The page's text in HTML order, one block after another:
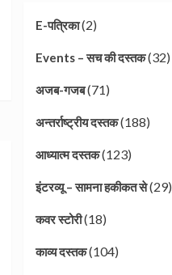
E-पत्रिका(2)
Events – सच की दस्तक(32)
अजब-गजब(71)
अन्तर्राष्ट्रीय दस्तक(188)
आध्यात्म दस्तक(123)
इंटरव्यू – सामना हकीकत से(29)
कवर स्टोरी(18)
काव्य दस्तक(104)